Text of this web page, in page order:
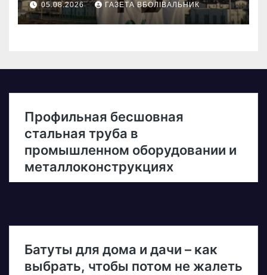
05.08.2026 ГАЗЕТА ВБОЛІВАЛЬНИК